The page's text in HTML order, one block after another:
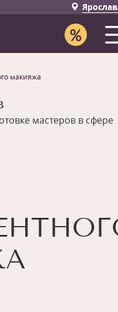
макияжа
мастеров в сфере